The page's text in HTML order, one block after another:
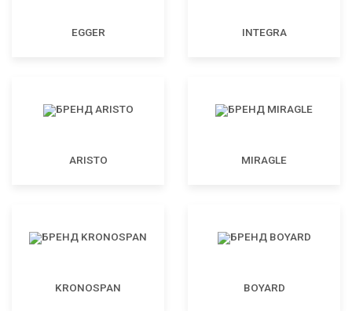
EGGER INTEGRA
ARISTO MIRAGLE
KRONOSPAN BOYARD